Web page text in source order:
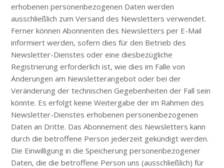
erhobenen personenbezogenen Daten werden
ausschließlich zum Versand des Newsletters verwendet.
Ferner können Abonnenten des Newsletters per E-Mail
informiert werden, sofern dies für den Betrieb des
Newsletter-Dienstes oder eine diesbezügliche
Registrierung erforderlich ist, wie dies im Falle von
Änderungen am Newsletterangebot oder bei der
Veränderung der technischen Gegebenheiten der Fall sein
könnte. Es erfolgt keine Weitergabe der im Rahmen des
Newsletter-Dienstes erhobenen personenbezogenen
Daten an Dritte. Das Abonnement des Newsletters kann
durch die betroffene Person jederzeit gekündigt werden.
Die Einwilligung in die Speicherung personenbezogener
Daten, die die betroffene Person uns (ausschließlich) für